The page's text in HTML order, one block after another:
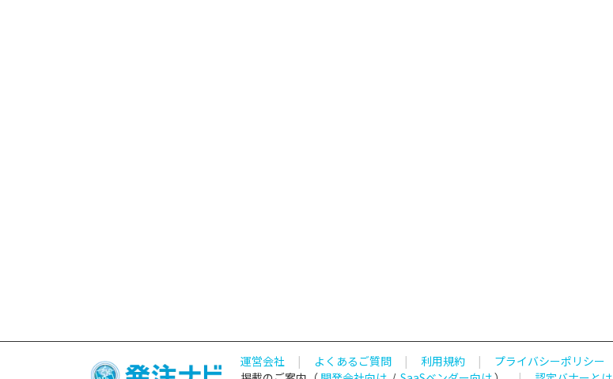
運営会社 | よくあるご質問 | 利用規約 | プライバシーポリシー